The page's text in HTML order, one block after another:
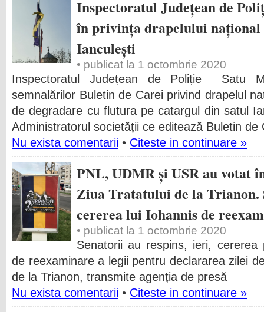
Inspectoratul Județean de
în privința drapelului național
Ianculești
• publicat la 1 octombrie 2020
Inspectoratul Județean de Poliție Satu
semnalărilor Buletin de Carei privind drapelul
de degradare cu flutura pe catargul din satul
Administratorul societății ce editează Buletin de
Nu exista comentarii • Citeste in continuare »
PNL, UDMR și USR au votat
Ziua Tratatului de la Trianon.
cererea lui Iohannis de
• publicat la 1 octombrie 2020
Senatorii au respins, ieri, cererea
de reexaminare a legii pentru declararea zilei
de la Trianon, transmite agenția de presă
Nu exista comentarii • Citeste in continuare »